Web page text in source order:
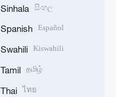
Sinhala සිංහල
Spanish Español
Swahili Kiswahili
Tamil தமிழ்
Thai ไทย